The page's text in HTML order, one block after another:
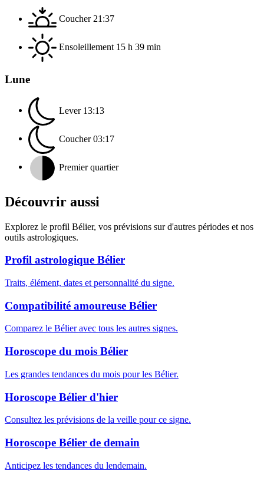
Coucher 21:37
Ensoleillement 15 h 39 min
Lune
Lever 13:13
Coucher 03:17
Premier quartier
Découvrir aussi
Explorez le profil Bélier, vos prévisions sur d'autres périodes et nos
outils astrologiques.
Profil astrologique Bélier
Traits, élément, dates et personnalité du signe.
Compatibilité amoureuse Bélier
Comparez le Bélier avec tous les autres signes.
Horoscope du mois Bélier
Les grandes tendances du mois pour les Bélier.
Horoscope Bélier d'hier
Consultez les prévisions de la veille pour ce signe.
Horoscope Bélier de demain
Anticipez les tendances du lendemain.